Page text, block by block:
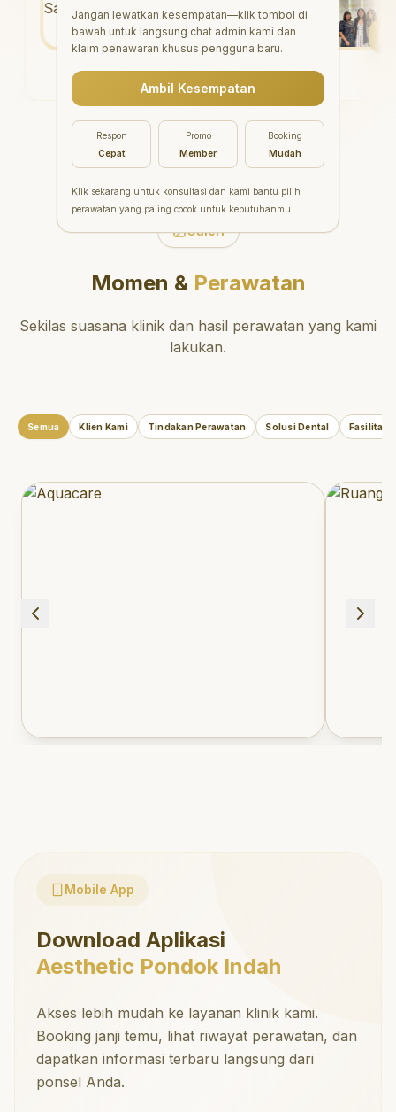
"Aesthetic Pondok Indah
menawarkan perawatan gigi
yang luar biasa untuk semua
orang. Dokter giginya
profesional, ramah, dan
meluangkan waktu untuk
mengedukasi pasien tentang
kesehatan gigi dan mulut
yang baik. Klinik ini terletak di
daerah yang strategis,
sehingga nyaman untuk
direkomendasikan untuk
dan berkualitas!"
Galeri
Momen &Perawatan
Sekilas suasana klinik dan hasil perawatan yang kami
lakukan.
Semua Klien Kami Tindakan Perawatan Solusi Dental Fasilitas
Mobile App
Download Aplikasi
Aesthetic Pondok Indah
Akses lebih mudah ke layanan klinik kami.
Booking janji temu, lihat riwayat perawatan, dan
dapatkan informasi terbaru langsung dari
ponsel Anda.
Jangan lewatkan kesempatan—klik tombol di
bawah untuk langsung chat admin kami dan
klaim penawaran khusus pengguna baru.
Ambil Kesempatan
Respon
Cepat
Promo
Member
Booking
Mudah
Klik sekarang untuk konsultasi dan kami bantu pilih
perawatan yang paling cocok untuk kebutuhanmu.